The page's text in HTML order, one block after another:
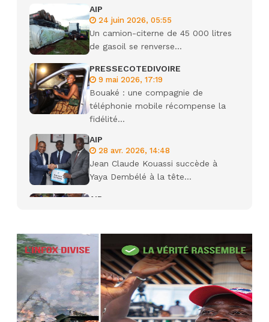
AIP
24 juin 2026, 05:55
Un camion-citerne de 45 000 litres
de gasoil se renverse...
PRESSECOTEDIVOIRE
9 mai 2026, 17:19
Bouaké : une compagnie de
téléphonie mobile récompense la
fidélité...
AIP
28 avr. 2026, 14:48
Jean Claude Kouassi succède à
Yaya Dembélé à la tête...
AIP
Camara tué lors d’attaques...
22 avr. 2026, 16:41
Des bureaux ravagés dans un
incendie survenu à la mairie...
AIP